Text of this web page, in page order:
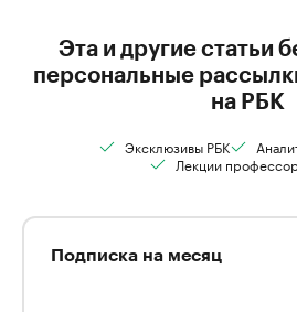
Эта и другие статьи
персональные
на РБК
Эксклюзивы РБК
Лекции
Подписка на месяц